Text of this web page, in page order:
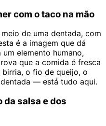
com o taco na mão
de uma dentada, com
é a imagem que dá
elemento humano,
que a comida é fresca
o fio de queijo, o
— está tudo aqui.
da salsa e dos